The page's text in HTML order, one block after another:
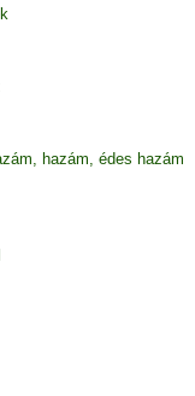
hazám, édes hazám